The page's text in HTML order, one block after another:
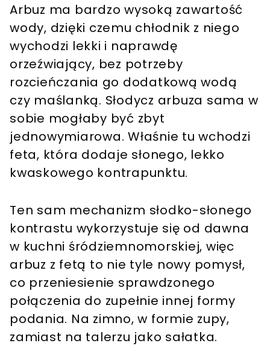
Arbuz ma bardzo wysoką zawartość
wody, dzięki czemu chłodnik z niego
wychodzi lekki i naprawdę
orzeźwiający, bez potrzeby
rozcieńczania go dodatkową wodą
czy maślanką. Słodycz arbuza sama w
sobie mogłaby być zbyt
jednowymiarowa. Właśnie tu wchodzi
feta, która dodaje słonego, lekko
kwaskowego kontrapunktu.
Ten sam mechanizm słodko-słonego
kontrastu wykorzystuje się od dawna
w kuchni śródziemnomorskiej, więc
arbuz z fetą to nie tyle nowy pomysł,
co przeniesienie sprawdzonego
połączenia do zupełnie innej formy
podania. Na zimno, w formie zupy,
zamiast na talerzu jako sałatka.